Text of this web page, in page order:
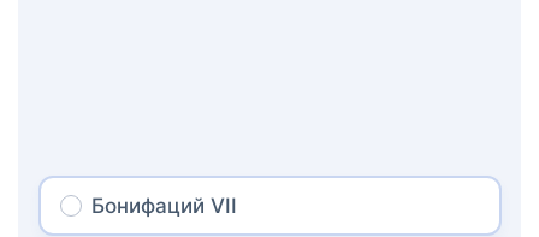
Бонифаций VII